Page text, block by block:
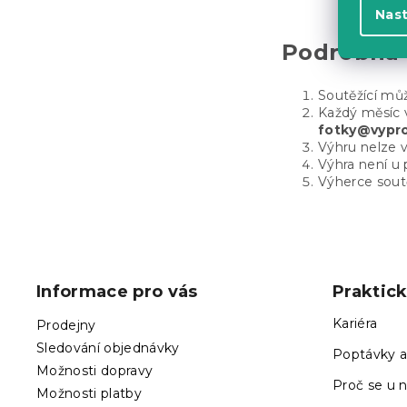
Podrobná
Soutěžící
Každý
Výhru nelze
Výhra není u
Výherce
Informace pro vás
Prodejny
Sledování objednávky
Možnosti dopravy
Možnosti platby
Kariéra
Poptávky
Proč se u